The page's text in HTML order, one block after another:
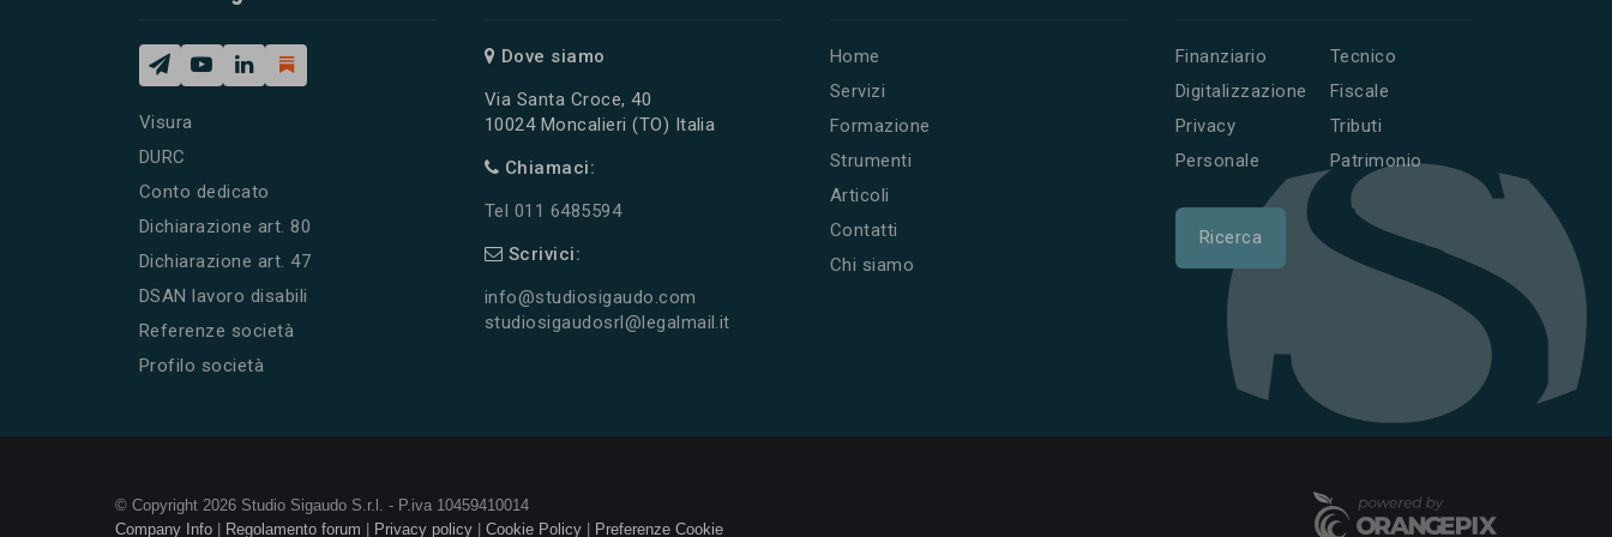
Visura
DURC
Conto dedicato
Dichiarazione art. 80
Dichiarazione art. 47
DSAN lavoro disabili
Referenze società
Profilo società
Dove siamo
Via Santa Croce, 40
10024 Moncalieri (TO) Italia
Chiamaci:
Tel 011 6485594
Scrivici:
info@studiosigaudo.com
studiosigaudosrl@legalmail.it
Home
Servizi
Formazione
Strumenti
Articoli
Contatti
Chi siamo
Finanziario
Digitalizzazione
Privacy
Personale
Tecnico
Fiscale
Tributi
Patrimonio
Ricerca
© Copyright 2026 Studio Sigaudo S.r.l. - P.iva 10459410014
Company Info
Regolamento forum Privacy policy Cookie Policy Preferenze Cookie